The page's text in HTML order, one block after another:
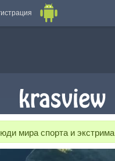
мира спорта и экстрима